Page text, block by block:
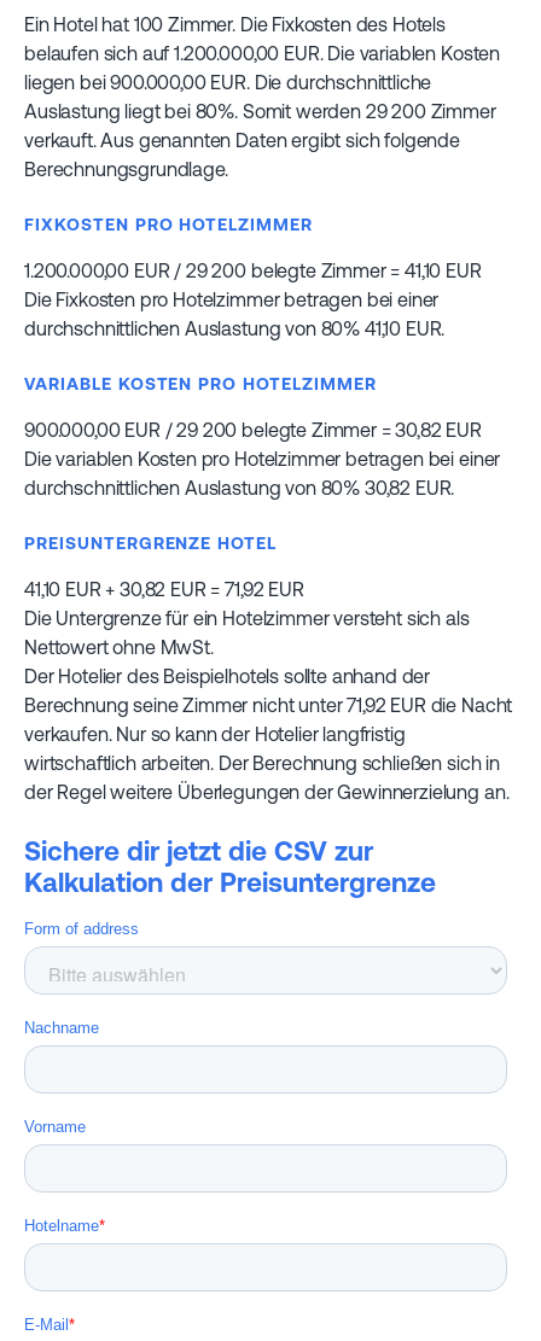
Ein Hotel hat 100 Zimmer. Die Fixkosten des Hotels
belaufen sich auf 1.200.000,00 EUR. Die variablen Kosten
liegen bei 900.000,00 EUR. Die durchschnittliche
Auslastung liegt bei 80%. Somit werden 29 200 Zimmer
verkauft. Aus genannten Daten ergibt sich folgende
Berechnungsgrundlage.
FIXKOSTEN PRO HOTELZIMMER
1.200.000,00 EUR / 29 200 belegte Zimmer = 41,10 EUR
Die Fixkosten pro Hotelzimmer betragen bei einer
durchschnittlichen Auslastung von 80% 41,10 EUR.
VARIABLE KOSTEN PRO HOTELZIMMER
900.000,00 EUR / 29 200 belegte Zimmer = 30,82 EUR
Die variablen Kosten pro Hotelzimmer betragen bei einer
durchschnittlichen Auslastung von 80% 30,82 EUR.
PREISUNTERGRENZE HOTEL
41,10 EUR + 30,82 EUR = 71,92 EUR
Die Untergrenze für ein Hotelzimmer versteht sich als
Nettowert ohne MwSt.
Der Hotelier des Beispielhotels sollte anhand der
Berechnung seine Zimmer nicht unter 71,92 EUR die Nacht
verkaufen. Nur so kann der Hotelier langfristig
wirtschaftlich arbeiten. Der Berechnung schließen sich in
der Regel weitere Überlegungen der Gewinnerzielung an.
Sichere dir jetzt die CSV zur
Kalkulation der Preisuntergrenze